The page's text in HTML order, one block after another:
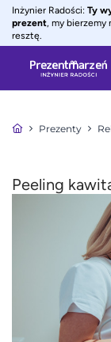
Inżynier Radości: Ty
prezent, my bierzemy
resztę.
Prezenty
Peeling